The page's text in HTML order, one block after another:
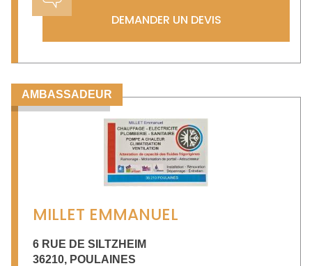
DEMANDER UN DEVIS
AMBASSADEUR
MILLET EMMANUEL
6 RUE DE SILTZHEIM
36210, POULAINES